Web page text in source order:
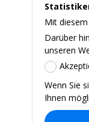
Mit
Darüber
unseren
Wenn Sie
Ihnen